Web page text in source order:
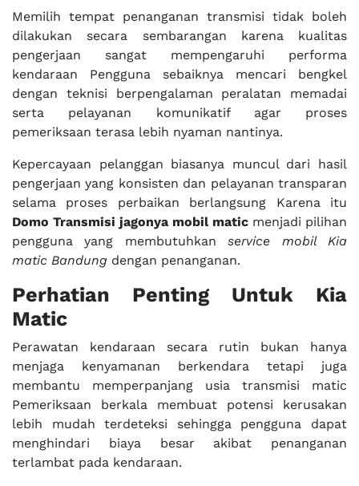
Memilih tempat penanganan transmisi tidak boleh
dilakukan secara sembarangan karena kualitas
pengerjaan sangat mempengaruhi performa
kendaraan Pengguna sebaiknya mencari bengkel
dengan teknisi berpengalaman peralatan memadai
serta pelayanan komunikatif agar proses
pemeriksaan terasa lebih nyaman nantinya.
Kepercayaan pelanggan biasanya muncul dari hasil
pengerjaan yang konsisten dan pelayanan transparan
selama proses perbaikan berlangsung Karena itu
Domo Transmisi jagonya mobil matic menjadi pilihan
pengguna yang membutuhkanservice mobil Kia
matic Bandung dengan penanganan.
Perhatian Penting Untuk Kia
Matic
Perawatan kendaraan secara rutin bukan hanya
menjaga kenyamanan berkendara tetapi juga
membantu memperpanjang usia transmisi matic
Pemeriksaan berkala membuat potensi kerusakan
lebih mudah terdeteksi sehingga pengguna dapat
menghindari biaya besar akibat penanganan
terlambat pada kendaraan.